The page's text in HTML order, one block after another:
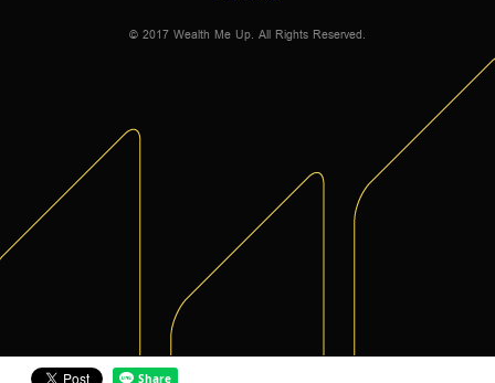
© 2017 Wealth Me Up. All Rights Reserved.